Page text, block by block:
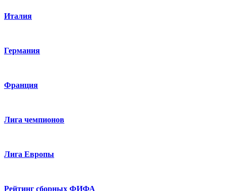
Италия
Германия
Франция
Лига чемпионов
Лига Европы
Рейтинг сборных ФИФА